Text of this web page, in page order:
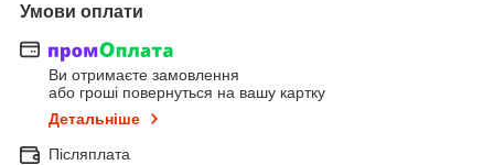
Умови оплати
Ви отримаєте замовлення
або гроші повернуться на вашу картку
Детальніше
Післяплата